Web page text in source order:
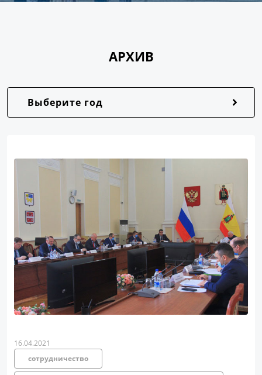
АРХИВ
Выберите год
16.04.2021
сотрудничество